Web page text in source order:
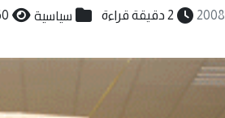
2 دقيقة قراءة سياسية